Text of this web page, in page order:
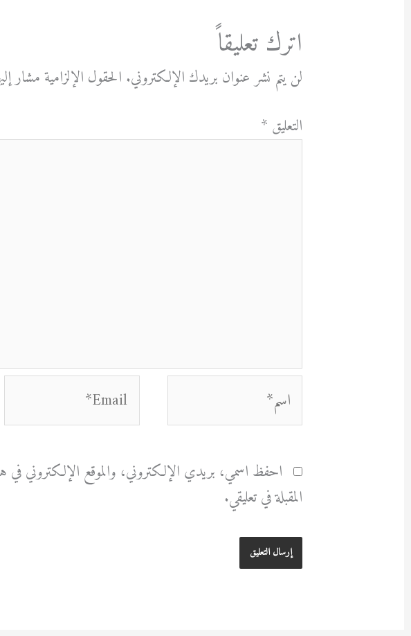
اترك تعليقاً
لن يتم نشر عنوان بريدك الإلكتروني. الحقول الإلزامية مشار
التعليق *
اسم* Email*
احفظ اسمي، بريدي الإلكتروني، والموقع الإلكتروني في
المقبلة في تعليقي.